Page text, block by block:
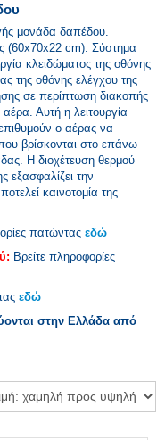
μονάδα δαπέδου.
(60x70x22 cm). Σύστημα
κλειδώματος της οθόνης
της οθόνης ελέγχου της
σε περίπτωση διακοπής
Αυτή η λειτουργία
ο αέρας να
βρίσκονται στο επάνω
Η διοχέτευση θερμού
την
καινοτομία της
πατώντας εδώ
Βρείτε πληροφορίες
εδώ
στην Ελλάδα από